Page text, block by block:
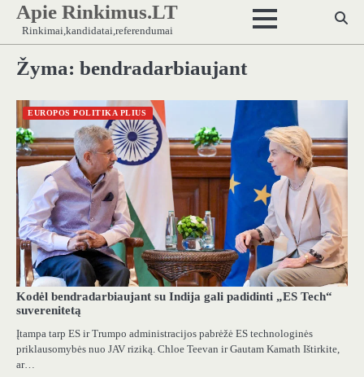
Skip
content
Apie Rinkimus.LT
Rinkimai,kandidatai,referendumai
Žyma: bendradarbiaujant
EUROPOS POLITIKA PLIUS
Kodėl bendradarbiaujant su Indija gali padidinti „ES Tech“
suverenitetą
Įtampa tarp ES ir Trumpo administracijos pabrėžė ES technologinės
priklausomybės nuo JAV riziką. Chloe Teevan ir Gautam Kamath Ištirkite,
ar…